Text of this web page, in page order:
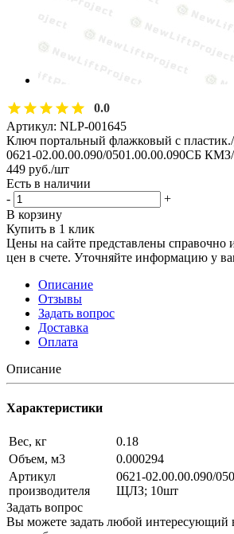
0.0
Артикул: NLP-001645
Ключ портальный флажковый с пластик./
0621-02.00.00.090/0501.00.00.090СБ
449 руб./шт
Есть в наличии
-
+
В корзину
Купить в 1 клик
Цены на сайте представлены справочно
цен в счете. Уточняйте информацию у
Описание
Отзывы
Задать вопрос
Доставка
Оплата
Описание
Характеристики
Вес, кг
0.18
Объем, м3
0.000294
Артикул
производителя
0621-02.00.00.090/
ЩЛЗ; 10шт
Задать вопрос
Вы можете задать любой интересующий